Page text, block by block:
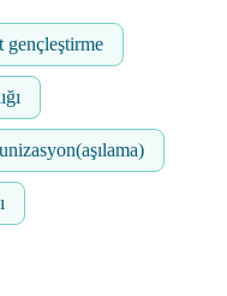
gençleştirme